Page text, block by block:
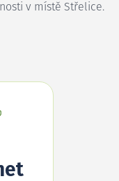
v místě Střelice.